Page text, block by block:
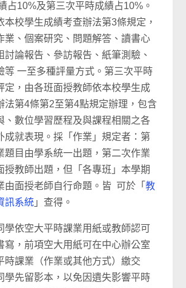
占10%及第三次平時成績占10%。
本校學生成績考查辦法第3條規定，
業、個案研究、問題解答、讀書心
討論報告、參訪報告、紙筆測驗、
等 一至多種評量方式。第三次平時
定，由各班面授教師依本校學生成
法第4條第2至第4點規定辦理，包含
、數位學習歷程及與課程相關之各
成就表現。採「作業」規定者：第
題目由學系統一出題，第二次作業
授教師出題，但「各專班」本學期
由面授老師自行命題。皆 可於「教
訊系統 」查得。
學依空大平時課業用紙或教師認可
寫，前項空大用紙可在中心辦公室
時課業（作業或其他方式）繳交
學先留影本，以免因遺失影響平時